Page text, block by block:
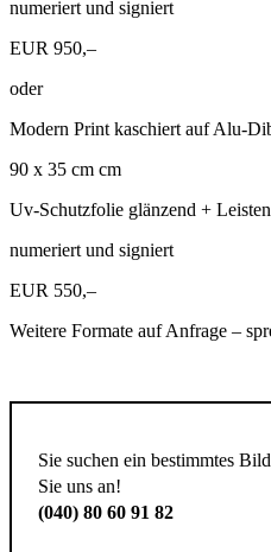
numeriert und signiert
EUR 950,–
oder
Modern Print kaschiert auf Alu-
90 x 35 cm cm
Uv-Schutzfolie glänzend + Leisten
numeriert und signiert
EUR 550,–
Weitere Formate auf Anfrage –
Sie suchen ein bestimmtes
Sie uns an!
(040) 80 60 91 82